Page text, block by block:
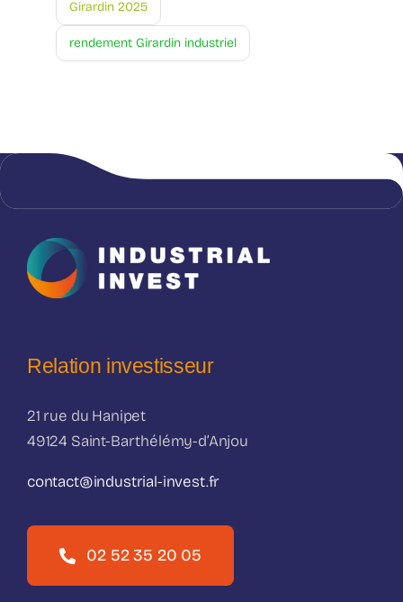
Girardin 2025
rendement Girardin industriel
Relation investisseur
21 rue du Hanipet
49124 Saint-Barthélémy-d’Anjou
contact@industrial-invest.fr
02 52 35 20 05